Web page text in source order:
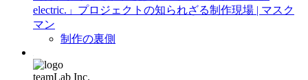
electric.」プロジェクトの知られざる制作現場 | マスク
マン
制作の裏側
teamLab Inc.